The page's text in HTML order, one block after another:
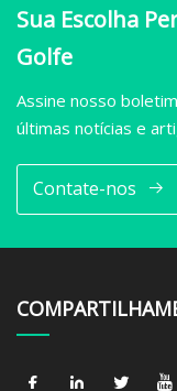
Sua Escolha
Golfe
Assine nosso
últimas notícias e
Contate-nos